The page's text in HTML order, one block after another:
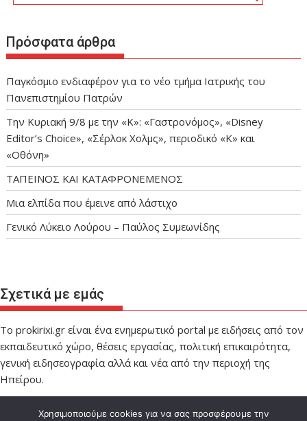
Πρόσφατα άρθρα
Παγκόσμιο ενδιαφέρον για το νέο τμήμα Ιατρικής του
Πανεπιστημίου Πατρών
Την Κυριακή 9/8 με την «Κ»: «Γαστρονόμος», «Disney
Editor’s Choice», «Σέρλοκ Χολμς», περιοδικό «Κ» και
«Οθόνη»
ΤΑΠΕΙΝΟΣ ΚΑΙ ΚΑΤΑΦΡΟΝΕΜΕΝΟΣ
Μια ελπίδα που έμεινε από λάστιχο
Γενικό Λύκειο Λούρου – Παύλος Συμεωνίδης
Σχετικά με εμάς
Το prokirixi.gr είναι ένα ενημερωτικό portal με ειδήσεις από τον
εκπαιδευτικό χώρο, θέσεις εργασίας, πολιτική επικαιρότητα,
γενική ειδησεογραφία αλλά και νέα από την περιοχή της
Ηπείρου.
Χρησιμοποιούμε cookies για να σας προσφέρουμε την